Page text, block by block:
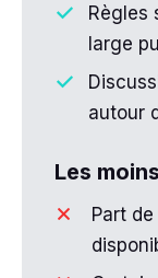
Règles
large
autour
Les moins
Part